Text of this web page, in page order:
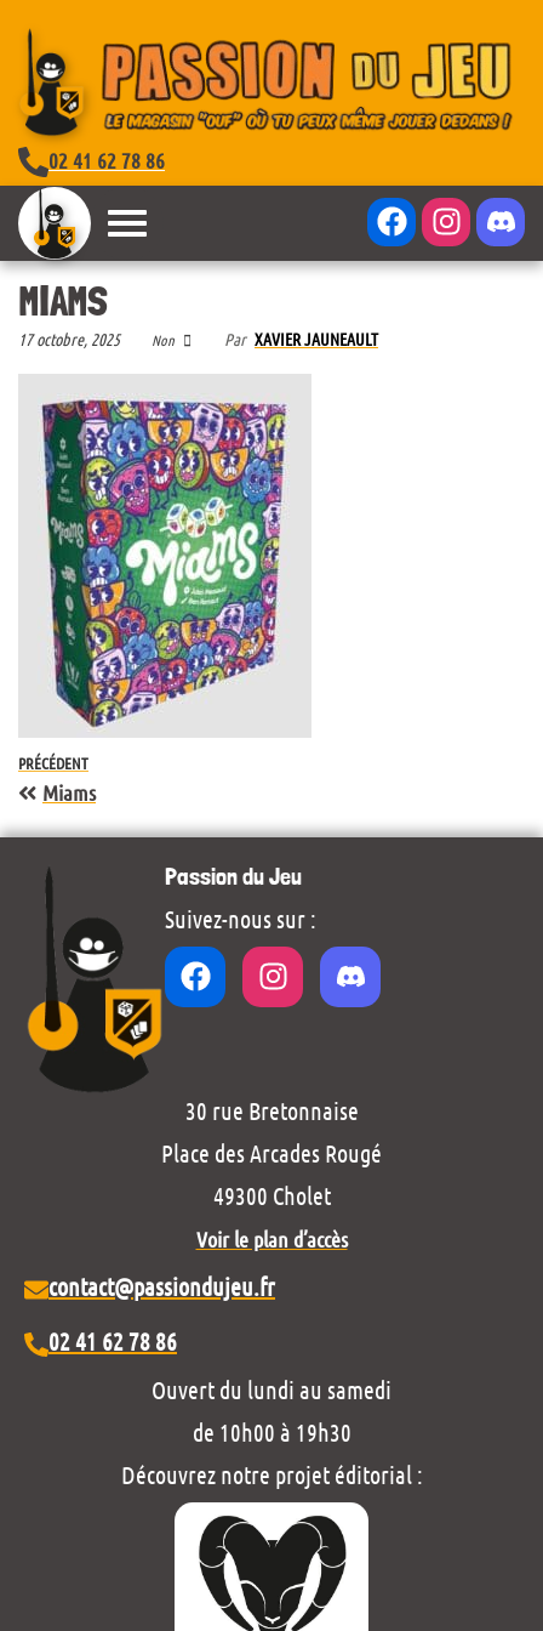
02 41 62 78 86
MIAMS
17 octobre, 2025 Non Par XAVIER JAUNEAULT
PRÉCÉDENT
Miams
Passion du Jeu
Suivez-nous sur :
30 rue Bretonnaise
Place des Arcades Rougé
49300 Cholet
Voir le plan d’accès
contact@passiondujeu.fr
02 41 62 78 86
Ouvert du lundi au samedi
de 10h00 à 19h30
Découvrez notre projet éditorial :